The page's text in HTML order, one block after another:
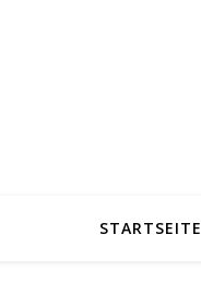
STARTSEITE